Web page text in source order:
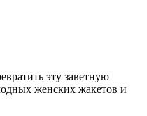
эту заветную
женских жакетов и